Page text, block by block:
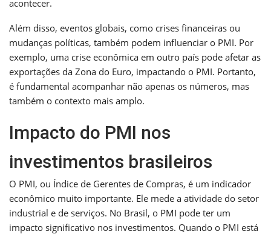
acontecer.
Além disso, eventos globais, como crises financeiras ou
mudanças políticas, também podem influenciar o PMI. Por
exemplo, uma crise econômica em outro país pode afetar as
exportações da Zona do Euro, impactando o PMI. Portanto,
é fundamental acompanhar não apenas os números, mas
também o contexto mais amplo.
Impacto do PMI nos
investimentos brasileiros
O PMI, ou Índice de Gerentes de Compras, é um indicador
econômico muito importante. Ele mede a atividade do setor
industrial e de serviços. No Brasil, o PMI pode ter um
impacto significativo nos investimentos. Quando o PMI está